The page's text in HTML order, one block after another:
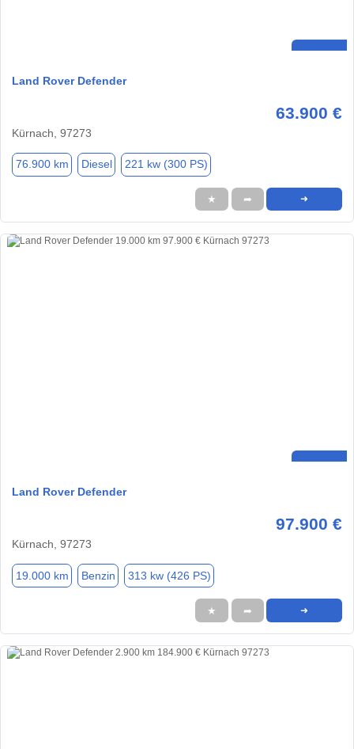
Land Rover Defender
63.900 €
Kürnach, 97273
76.900 km Diesel 221 kw (300 PS)
★ ➦ ➜
Land Rover Defender
97.900 €
Kürnach, 97273
19.000 km Benzin 313 kw (426 PS)
★ ➦ ➜